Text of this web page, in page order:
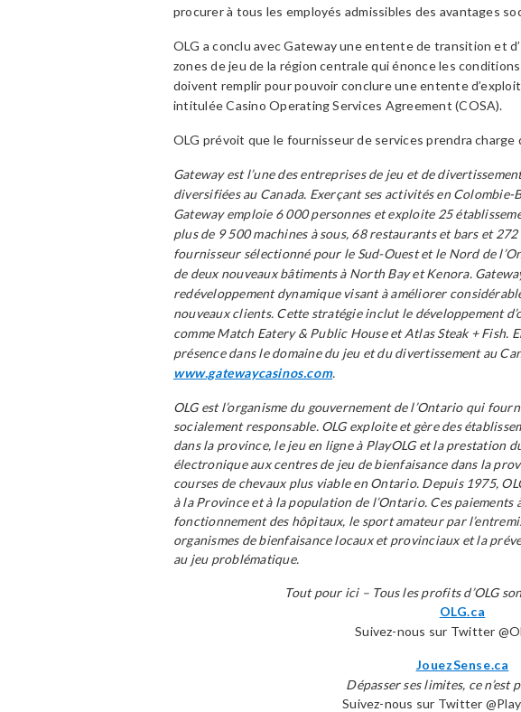
procurer à tous les employés admissibles des avantages
OLG a conclu avec Gateway une entente de transition et
zones de jeu de la région centrale qui énonce les
doivent remplir pour pouvoir conclure une entente
intitulée Casino Operating Services Agreement (COSA).
OLG prévoit que le fournisseur de services prendra
Gateway est l’une des entreprises de jeu et de
diversifiées au Canada. Exerçant ses activités en
Gateway emploie 6 000 personnes et exploite 25
plus de 9 500 machines à sous, 68 restaurants et bars et
fournisseur sélectionné pour le Sud-Ouest et le Nord de
de deux nouveaux bâtiments à North Bay et Kenora.
redéveloppement dynamique visant à améliorer
nouveaux clients. Cette stratégie inclut le développement
comme Match Eatery & Public House et Atlas Steak + Fish.
présence dans le domaine du jeu et du divertissement au
www.gatewaycasinos.com.
OLG est l’organisme du gouvernement de l’Ontario qui
socialement responsable. OLG exploite et gère des
dans la province, le jeu en ligne à PlayOLG et la prestation
électronique aux centres de jeu de bienfaisance dans la
courses de chevaux plus viable en Ontario. Depuis 1975,
à la Province et à la population de l’Ontario. Ces
fonctionnement des hôpitaux, le sport amateur par
organismes de bienfaisance locaux et provinciaux et la
au jeu problématique.
Tout pour ici – Tous les profits d’OLG
OLG.ca
Suivez-nous sur Twitter
JouezSense.ca
Dépasser ses limites, ce n’est
Suivez-nous sur Twitter